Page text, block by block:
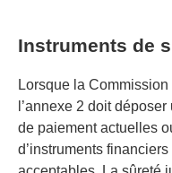
Instruments de
Lorsque la
l’annexe 2 doit
de paiement actuelles
d’instruments